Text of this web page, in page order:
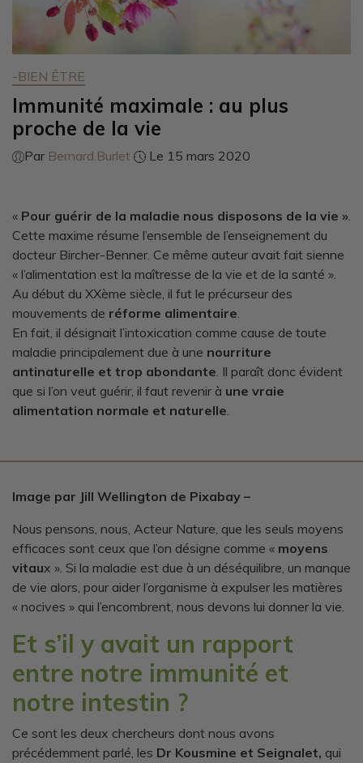
-BIEN ÊTRE
Immunité maximale : au plus
proche de la vie
Par Bernard.Burlet Le 15 mars 2020
« Pour guérir de la maladie nous disposons de la vie »
Cette maxime résume l’ensemble de l’enseignement du
docteur Bircher-Benner. Ce même auteur avait fait sienne
« l’alimentation est la maîtresse de la vie et de la santé ».
Au début du XXème siècle, il fut le précurseur des
mouvements de réforme alimentaire
En fait, il désignait l’intoxication comme cause de toute
maladie principalement due à une nourriture
antinaturelle et trop abondante . Il paraît donc évident
que si l’on veut guérir, il faut revenir à une vraie
alimentation normale et naturelle
Image par Jill Wellington de Pixabay –
Nous pensons, nous, Acteur Nature, que les seuls moyens
efficaces sont ceux que l’on désigne comme « moyens
vitaux ». Si la maladie est due à un déséquilibre, un manque
de vie alors, pour aider l’organisme à expulser les matières
« nocives » qui l’encombrent, nous devons lui donner la vie.
Et s’il y avait un rapport
entre notre immunité et
notre intestin ?
Ce sont les deux chercheurs dont nous avons
précédemment parlé, les Dr Kousmine et Seignalet, qui